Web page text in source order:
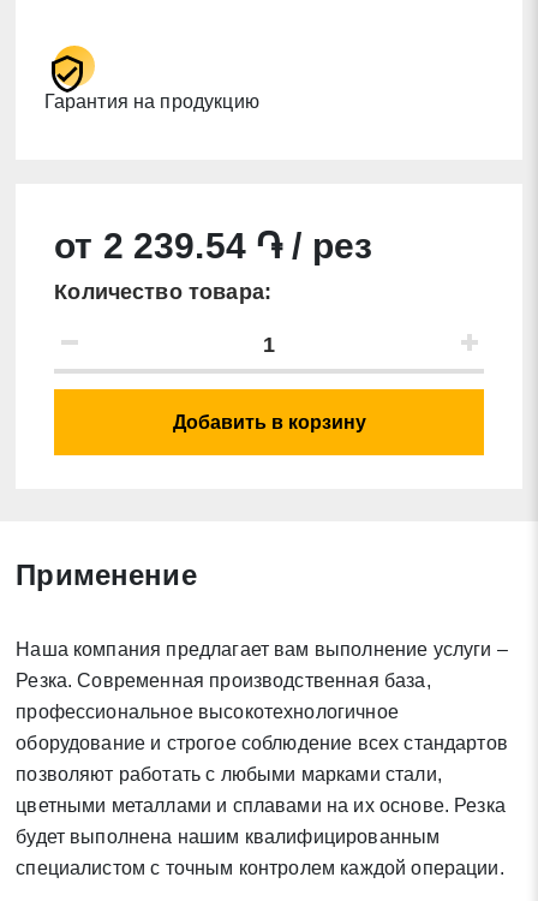
Поиск Закрыть
Гарантия на продукцию
от 2 239.54 ֏ / рез
Количество товара:
Добавить в корзину
Применение
Наша компания предлагает вам выполнение услуги –
Резка. Современная производственная база,
профессиональное высокотехнологичное
оборудование и строгое соблюдение всех стандартов
позволяют работать с любыми марками стали,
цветными металлами и сплавами на их основе. Резка
будет выполнена нашим квалифицированным
специалистом с точным контролем каждой операции.